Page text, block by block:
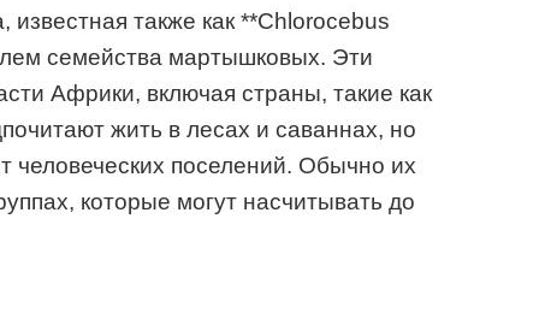
также как **Chlorocebus
семейства мартышковых. Эти
Африки, включая страны, такие как
жить в лесах и саваннах, но
человеческих поселений. Обычно их
которые могут насчитывать до